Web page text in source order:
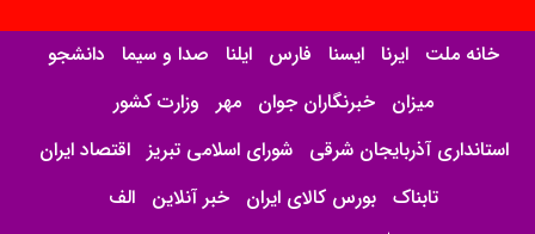
خانه ملت ایرنا ایسنا فارس ایلنا صدا و سیما دانشجو
میزان خبرنگاران جوان مهر وزارت کشور
استانداری آذربایجان شرقی
شورای اسلامی تبریز اقتصاد ایران
تابناک بورس کالای ایران خبر آنلاین الف